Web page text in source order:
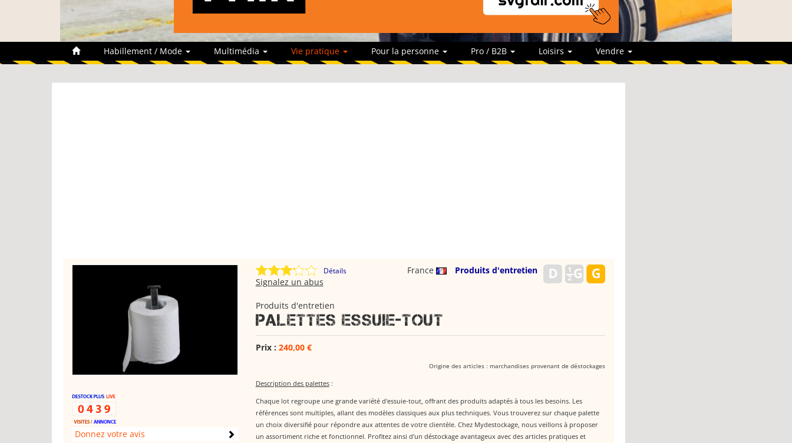
Habillement / Mode Multimédia Vie pratique Pour la personne Pro / B2B Loisirs Vendre
Donnez votre avis
Détails France
Produits d'entretien
Signalez un abus
Produits d'entretien
Palettes essuie-tout
Prix : 240,00 €
Origine des articles : marchandises provenant de déstockages
Description des palettes:
Chaque lot regroupe une grande variété d'essuie-tout, offrant des produits adaptés à tous les besoins. Les
références sont multiples, allant des modèles classiques aux plus techniques. Vous trouverez sur chaque palette
un choix diversifié pour répondre aux attentes de votre clientèle. Chez Mydestockage, nous veillons à proposer
un assortiment riche et fonctionnel. Profitez ainsi d'un déstockage avantageux avec des articles pratiques et